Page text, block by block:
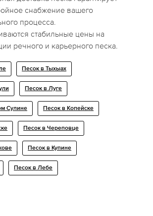
снабжение вашего
процесса.
стабильные цены на
речного и карьерного песка.
Песок в Тыхыах
Песок в Луге
Сулине Песок в Копейске
Песок в Череповце
Песок в Купине
Песок в Лебе